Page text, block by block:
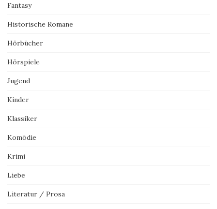
Fantasy
Historische Romane
Hörbücher
Hörspiele
Jugend
Kinder
Klassiker
Komödie
Krimi
Liebe
Literatur / Prosa